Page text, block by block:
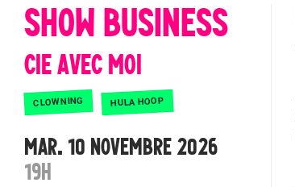
SHOW BUSINESS
CIE AVEC MOI
CLOWNING HULA HOOP
MAR. 10 NOVEMBRE 2026
19H